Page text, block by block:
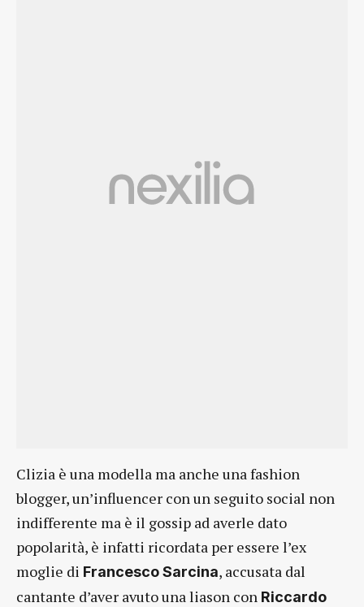
Clizia è una modella ma anche una fashion
blogger, un’influencer con un seguito social non
indifferente ma è il gossip ad averle dato
popolarità, è infatti ricordata per essere l’ex
moglie di Francesco Sarcina, accusata dal
cantante d’aver avuto una liason con Riccardo